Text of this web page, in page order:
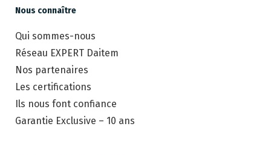
Nous connaître
Qui sommes-nous
Réseau EXPERT Daitem
Nos partenaires
Les certifications
Ils nous font confiance
Garantie Exclusive – 10 ans